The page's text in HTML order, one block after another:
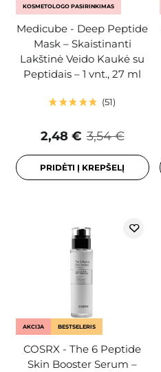
KOSMETOLOGO PASIRINKIMAS
Medicube - Deep Peptide
Mask – Skaistinanti
Lakštinė Veido Kaukė su
Peptidais – 1 vnt., 27 ml
51
3,54 €
2,48 €
PRIDĖTI Į KREPŠELĮ
AKCIJA BESTSELERIS
COSRX - The 6 Peptide
Skin Booster Serum –